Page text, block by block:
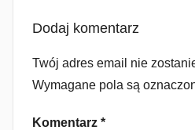
Dodaj komentarz
Twój adres email nie
Wymagane pola są
Komentarz *